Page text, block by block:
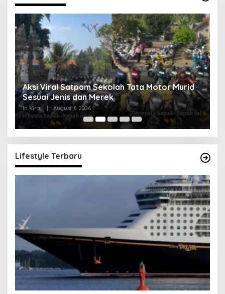
Aksi Viral Satpam Sekolah Tata Motor Murid
Sesuai Jenis dan Merek
In Viral August 6, 2026
Lifestyle Terbaru